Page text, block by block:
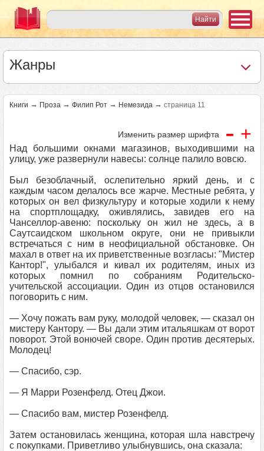
Жанры
Книги → Проза → Филип Рот → Немезида → страница 11
Изменить размер шрифта - +
Над большими окнами магазинов, выходившими на
улицу, уже развернули навесы: солнце палило вовсю.
Был безоблачный, ослепительно яркий день, и с
каждым часом делалось все жарче. Местные ребята, у
которых он вел физкультуру и которые ходили к нему
на спортплощадку, оживлялись, завидев его на
Чанселлор-авеню: поскольку он жил не здесь, а в
Саутсаидском школьном округе, они не привыкли
встречаться с ним в неофициальной обстановке. Он
махал в ответ на их приветственные возгласы: "Мистер
Кантор!", улыбался и кивал их родителям, иных из
которых помнил по собраниям Родительско-
учительской ассоциации. Один из отцов остановился
поговорить с ним.
— Хочу пожать вам руку, молодой человек, — сказал он
мистеру Кантору. — Вы дали этим итальяшкам от ворот
поворот. Этой вонючей своре. Один против десятерых.
Молодец!
— Спасибо, сэр.
— Я Марри Розенфелд. Отец Джои.
— Спасибо вам, мистер Розенфелд.
Затем остановилась женщина, которая шла навстречу
с покупками. Приветливо улыбнувшись, она сказала: